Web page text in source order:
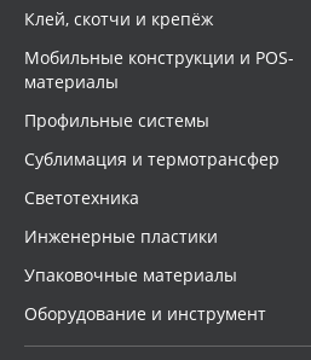
Клей, скотчи и крепёж
Мобильные конструкции и POS-
материалы
Профильные системы
Сублимация и термотрансфер
Светотехника
Инженерные пластики
Упаковочные материалы
Оборудование и инструмент